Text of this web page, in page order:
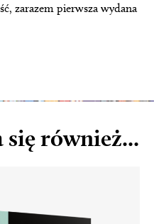
zarazem pierwsza wydana
się również...